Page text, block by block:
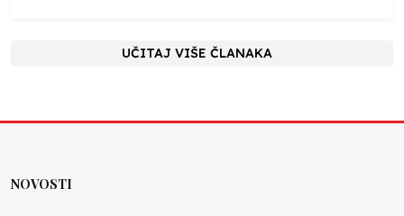
UČITAJ VIŠE ČLANAKA
NOVOSTI